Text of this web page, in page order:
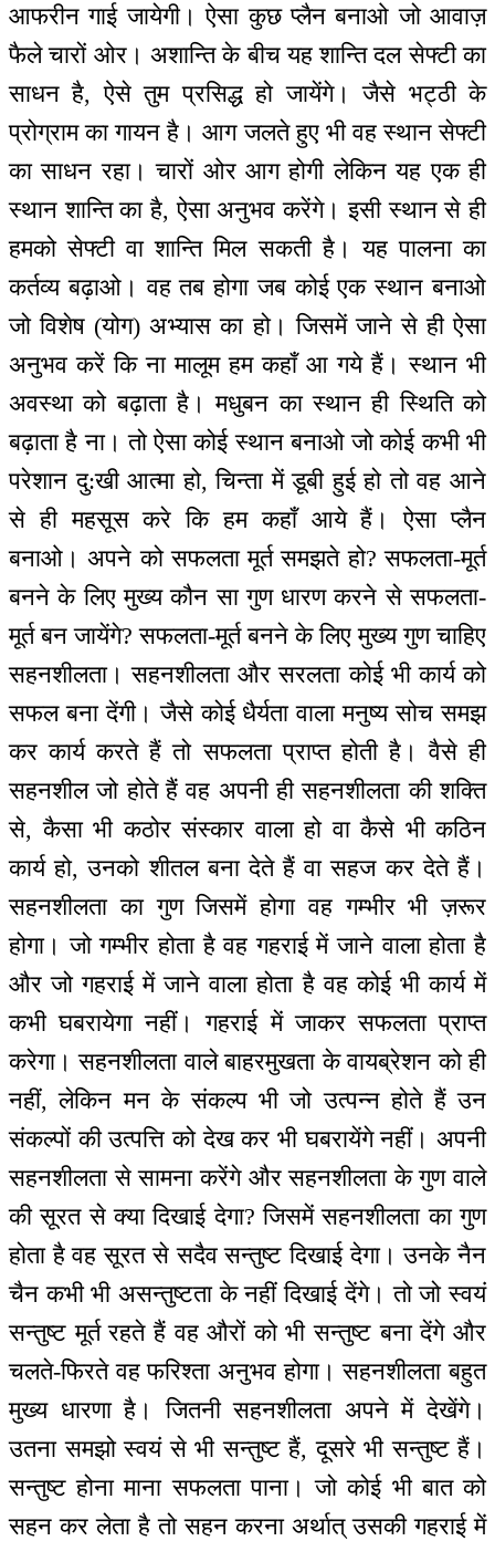
आफरीन गाई जायेगी। ऐसा कुछ प्लैन बनाओ जो आवाज़
फैले चारों ओर। अशान्ति के बीच यह शान्ति दल सेफ्टी का
साधन है, ऐसे तुम प्रसिद्ध हो जायेंगे। जैसे भट्ठी के
प्रोग्राम का गायन है। आग जलते हुए भी वह स्थान सेफ्टी
का साधन रहा। चारों ओर आग होगी लेकिन यह एक ही
स्थान शान्ति का है, ऐसा अनुभव करेंगे। इसी स्थान से ही
हमको सेफ्टी वा शान्ति मिल सकती है। यह पालना का
कर्तव्य बढ़ाओ। वह तब होगा जब कोई एक स्थान बनाओ
जो विशेष (योग) अभ्यास का हो। जिसमें जाने से ही ऐसा
अनुभव करें कि ना मालूम हम कहाँ आ गये हैं। स्थान भी
अवस्था को बढ़ाता है। मधुबन का स्थान ही स्थिति को
बढ़ाता है ना। तो ऐसा कोई स्थान बनाओ जो कोई कभी भी
परेशान दु:खी आत्मा हो, चिन्ता में डूबी हुई हो तो वह आने
से ही महसूस करे कि हम कहाँ आये हैं। ऐसा प्लैन
बनाओ। अपने को सफलता मूर्त समझते हो? सफलता-मूर्त
बनने के लिए मुख्य कौन सा गुण धारण करने से सफलता-
मूर्त बन जायेंगे? सफलता-मूर्त बनने के लिए मुख्य गुण चाहिए
सहनशीलता। सहनशीलता और सरलता कोई भी कार्य को
सफल बना देंगी। जैसे कोई धैर्यता वाला मनुष्य सोच समझ
कर कार्य करते हैं तो सफलता प्राप्त होती है। वैसे ही
सहनशील जो होते हैं वह अपनी ही सहनशीलता की शक्ति
से, कैसा भी कठोर संस्कार वाला हो वा कैसे भी कठिन
कार्य हो, उनको शीतल बना देते हैं वा सहज कर देते हैं।
सहनशीलता का गुण जिसमें होगा वह गम्भीर भी ज़रूर
होगा। जो गम्भीर होता है वह गहराई में जाने वाला होता है
और जो गहराई में जाने वाला होता है वह कोई भी कार्य में
कभी घबरायेगा नहीं। गहराई में जाकर सफलता प्राप्त
करेगा। सहनशीलता वाले बाहरमुखता के वायब्रेशन को ही
नहीं, लेकिन मन के संकल्प भी जो उत्पन्न होते हैं उन
संकल्पों की उत्पत्ति को देख कर भी घबरायेंगे नहीं। अपनी
सहनशीलता से सामना करेंगे और सहनशीलता के गुण वाले
की सूरत से क्या दिखाई देगा? जिसमें सहनशीलता का गुण
होता है वह सूरत से सदैव सन्तुष्ट दिखाई देगा। उनके नैन
चैन कभी भी असन्तुष्टता के नहीं दिखाई देंगे। तो जो स्वयं
सन्तुष्ट मूर्त रहते हैं वह औरों को भी सन्तुष्ट बना देंगे और
चलते-फिरते वह फरिश्ता अनुभव होगा। सहनशीलता बहुत
मुख्य धारणा है। जितनी सहनशीलता अपने में देखेंगे।
उतना समझो स्वयं से भी सन्तुष्ट हैं, दूसरे भी सन्तुष्ट हैं।
सन्तुष्ट होना माना सफलता पाना। जो कोई भी बात को
सहन कर लेता है तो सहन करना अर्थात् उसकी गहराई में